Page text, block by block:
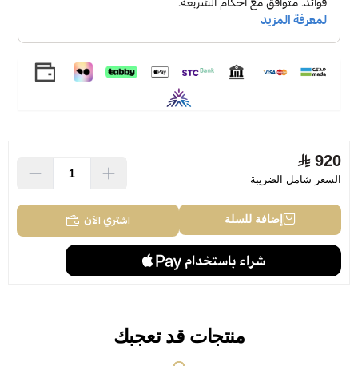
920
السعر شامل الضريبة
إضافة للسلة اشتري الآن
منتجات قد تعجبك